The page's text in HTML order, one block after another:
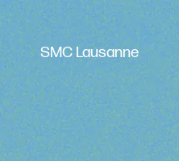
SMC Lausanne